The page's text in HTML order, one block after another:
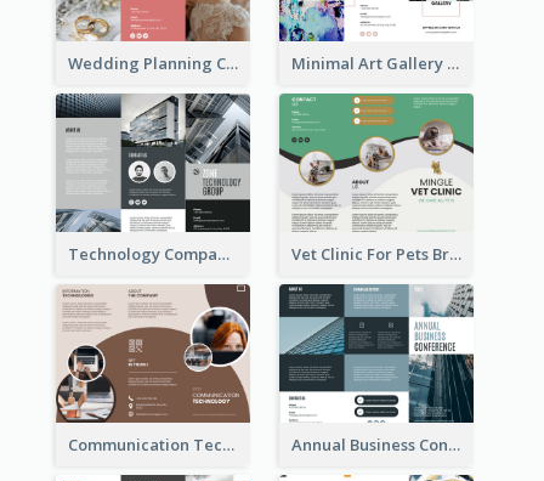
Wedding Planning Company Brochure Minimal Art Gallery Brochure
Technology Company Brochure Vet Clinic For Pets Brochure
Communication Technology Company Brochure Annual Business Conference Brochure